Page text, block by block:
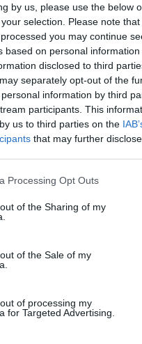
by us, please use the below
selection. Please note
you may continue
based on personal
disclosed to third
separately opt-out of the
information by third
participants. This
us to third parties on the
that may further
Processing Opt Outs
of the Sharing of my
of the Sale of my
of processing my
for Targeted Advertising.
els números: “Hem
emergent a consolidar-
supera els dos
Valenzuela.
ha mantingut un
i un creixement
anual”, afegeix,
pensat per
model.
que
no és només
rellevants que els
amb aquest diari va
tecnològica que patia